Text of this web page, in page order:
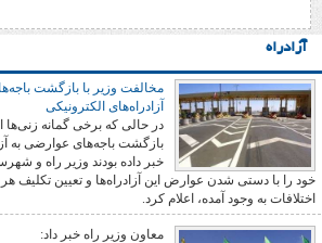
مخالفت وزیر با بازگشت باجه‌های عوارضی به
آزادراه‌های الکترونیکی
در حالی که برخی گمانه زنی‌ها از احتمال
بازگشت باجه‌های عوارضی به آزادراه‌های الکترونیکی
خبر داده بودند وزیر راه و شهرسازی مخالفت صریح
عوارض این آزادراه‌ها و تعیین تکلیف هر چه سریع‌تر برخی
اعلام کرد.
معاون وزیر راه خبر داد: